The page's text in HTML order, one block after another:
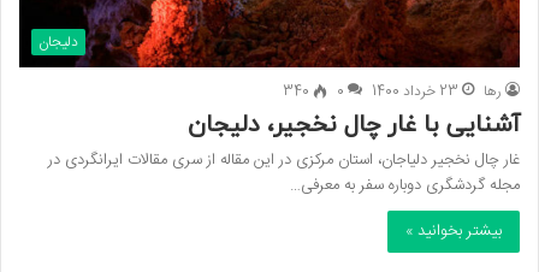
دلیجان
رها 23 خرداد 1400 0
340
آشنایی با غار چال نخجیر، دلیجان
غار چال نخجیر دلیاجان، استان مرکزی در این مقاله از سری مقالات ایرانگردی در
مجله گردشگری دوباره سفر به معرفی…
بیشتر بخوانید »